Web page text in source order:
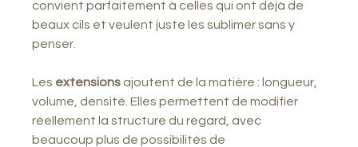
convient parfaitement à celles qui ont déjà de
beaux cils et veulent juste les sublimer sans y
penser.
Les extensions ajoutent de la matière : longueur,
volume, densité. Elles permettent de modifier
réellement la structure du regard, avec
beaucoup plus de possibilités de